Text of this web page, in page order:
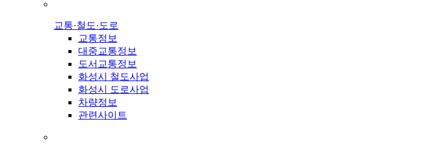
교통·철도·도로
교통정보
대중교통정보
도서교통정보
화성시 철도사업
화성시 도로사업
차량정보
관련사이트